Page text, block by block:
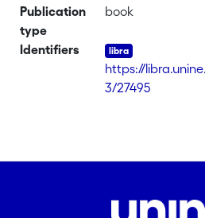
Publication
type
book
Identifiers
https://
3/27495